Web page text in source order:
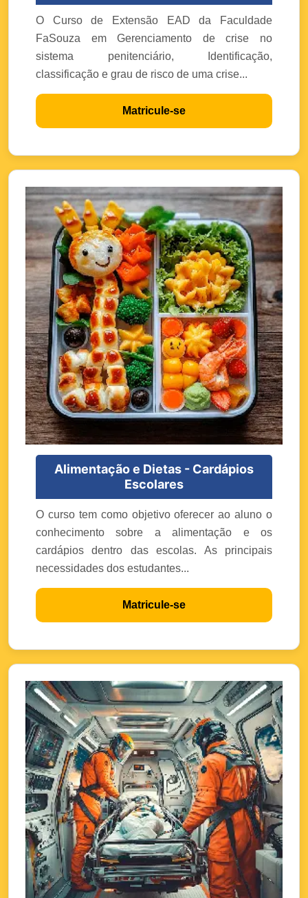
O Curso de Extensão EAD da Faculdade
FaSouza em Gerenciamento de crise no
sistema penitenciário, Identificação,
classificação e grau de risco de uma crise...
Matricule-se
Alimentação e Dietas - Cardápios
Escolares
O curso tem como objetivo oferecer ao aluno o
conhecimento sobre a alimentação e os
cardápios dentro das escolas. As principais
necessidades dos estudantes...
Matricule-se